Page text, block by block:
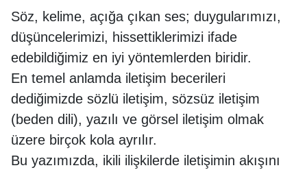
Söz, kelime, açığa çıkan ses; duygularımızı,
düşüncelerimizi, hissettiklerimizi ifade
edebildiğimiz en iyi yöntemlerden biridir.
En temel anlamda iletişim becerileri
dediğimizde sözlü iletişim, sözsüz iletişim
(beden dili), yazılı ve görsel iletişim olmak
üzere birçok kola ayrılır.
Bu yazımızda, ikili ilişkilerde iletişimin akışını